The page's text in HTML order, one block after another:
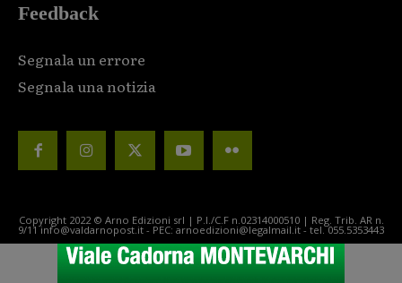
Feedback
Segnala un errore
Segnala una notizia
Copyright 2022 © Arno Edizioni srl | P.I./C.F n.02314000510 | Reg. Trib. AR n.
9/11 info@valdarnopost.it - PEC: arnoedizioni@legalmail.it - tel. 055.5353443